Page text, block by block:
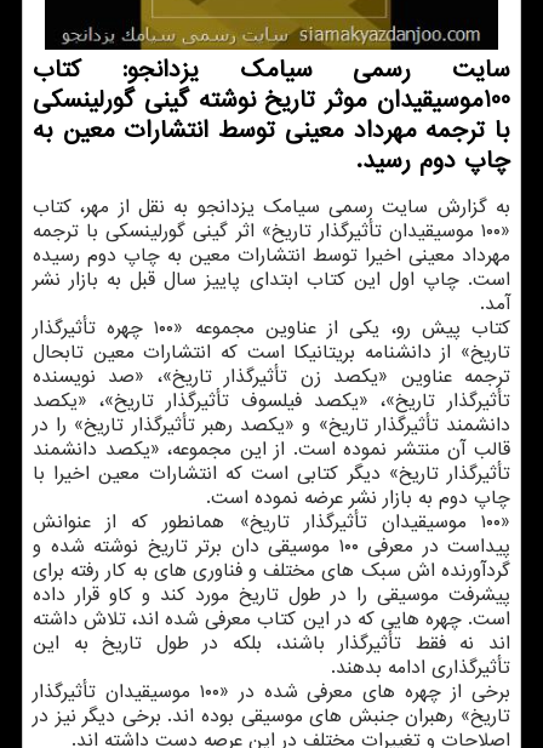
سایت رسمی سیامک یزدانجو: کتاب
100موسیقیدان موثر تاریخ نوشته گینی گورلینسکی
با ترجمه مهرداد معینی توسط انتشارات معین به
چاپ دوم رسید.
به گزارش سایت رسمی سیامک یزدانجو به نقل از مهر، کتاب
«۱۰۰ موسیقیدان تأثیرگذار تاریخ» اثر گینی گورلینسکی با ترجمه
مهرداد معینی اخیرا توسط انتشارات معین به چاپ دوم رسیده
است. چاپ اول این کتاب ابتدای پاییز سال قبل به بازار نشر
آمد.
کتاب پیش رو، یکی از عناوین مجموعه «۱۰۰ چهره تأثیرگذار
تاریخ» از دانشنامه بریتانیکا است که انتشارات معین تابحال
ترجمه عناوین «یکصد زن تأثیرگذار تاریخ»، «صد نویسنده
تأثیرگذار تاریخ»، «یکصد فیلسوف تأثیرگذار تاریخ»، «یکصد
دانشمند تأثیرگذار تاریخ» و «یکصد رهبر تأثیرگذار تاریخ» را در
قالب آن منتشر نموده است. از این مجموعه، «یکصد دانشمند
تأثیرگذار تاریخ» دیگر کتابی است که انتشارات معین اخیرا با
چاپ دوم به بازار نشر عرضه نموده است.
«۱۰۰ موسیقیدان تأثیرگذار تاریخ» همانطور که از عنوانش
پیداست در معرفی ۱۰۰ موسیقی دان برتر تاریخ نوشته شده و
گردآورنده اش سبک های مختلف و فناوری های به کار رفته برای
پیشرفت موسیقی را در طول تاریخ مورد کند و کاو قرار داده
است. چهره هایی که در این کتاب معرفی شده اند، تلاش داشته
اند نه فقط تأثیرگذار باشند، بلکه در طول تاریخ به این
تأثیرگذاری ادامه بدهند.
برخی از چهره های معرفی شده در «۱۰۰ موسیقیدان تأثیرگذار
تاریخ» رهبران جنبش های موسیقی بوده اند. برخی دیگر نیز در
اصلاحات و تغییرات مختلف در این عرصه دست داشته اند.